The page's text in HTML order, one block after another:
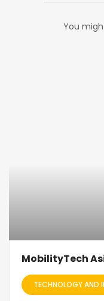
You
MobilityTech
TECHNOLOGY AND